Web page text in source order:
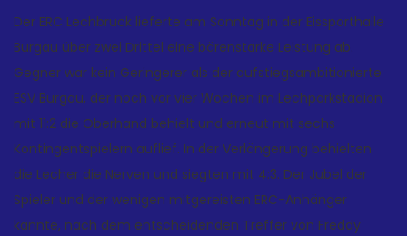
Der ERC Lechbruck lieferte am Sonntag in der Eissporthalle
Burgau über zwei Drittel eine bärenstarke Leistung ab.
Gegner war kein Geringerer als der aufstiegsambitionierte
ESV Burgau, der noch vor vier Wochen im Lechparkstadion
mit 11:2 die Oberhand behielt und erneut mit sechs
Kontingentspielern auflief. In der Verlängerung behielten
die Lecher die Nerven und siegten mit 4:3. Der Jubel der
Spieler und der wenigen mitgereisten ERC-Anhänger
kannte, nach dem entscheidenden Treffer von Freddy